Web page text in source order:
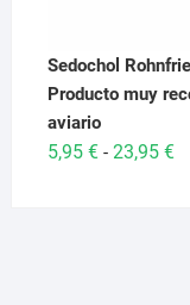
Sedochol
Producto muy
aviario
5,95 € - 23,95 €